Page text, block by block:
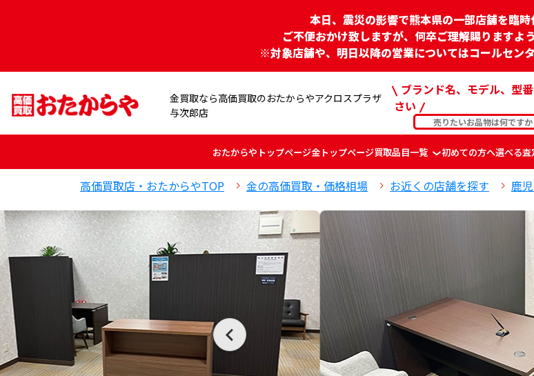
本日、震災の影響で熊本県の一部店舗を臨時
ご不便おかけ致しますが、何卒ご理解賜りますよ
※対象店舗や、明日以降の営業についてはコールセン
金買取なら高価買取のおたからやアクロスプラザ
与次郎店
ブランド名、モデル、型
さい
おたからや トップページ金 トップページ買取品目一覧 初めての方へ選べる査
高価買取店・おたからやTOP 金の高価買取・価格相場 お近くの店舗を探す 鹿